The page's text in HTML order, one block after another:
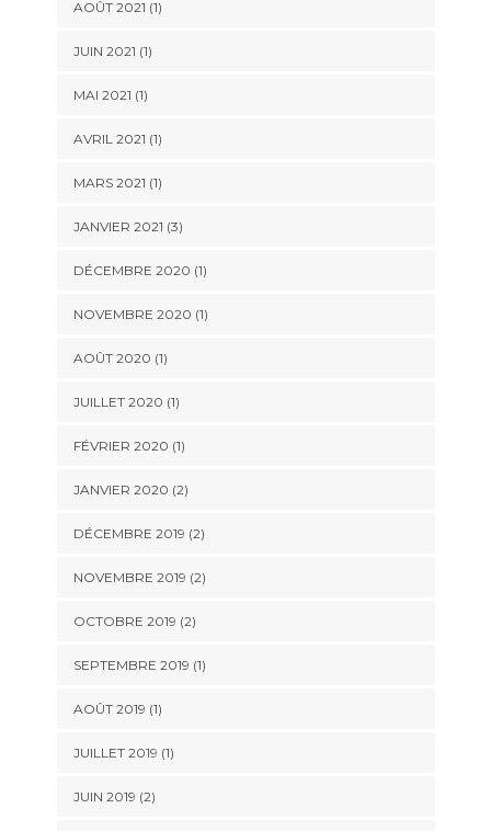
AOÛT 2021 (1)
JUIN 2021 (1)
MAI 2021 (1)
AVRIL 2021 (1)
MARS 2021 (1)
JANVIER 2021 (3)
DÉCEMBRE 2020 (1)
NOVEMBRE 2020 (1)
AOÛT 2020 (1)
JUILLET 2020 (1)
FÉVRIER 2020 (1)
JANVIER 2020 (2)
DÉCEMBRE 2019 (2)
NOVEMBRE 2019 (2)
OCTOBRE 2019 (2)
SEPTEMBRE 2019 (1)
AOÛT 2019 (1)
JUILLET 2019 (1)
JUIN 2019 (2)